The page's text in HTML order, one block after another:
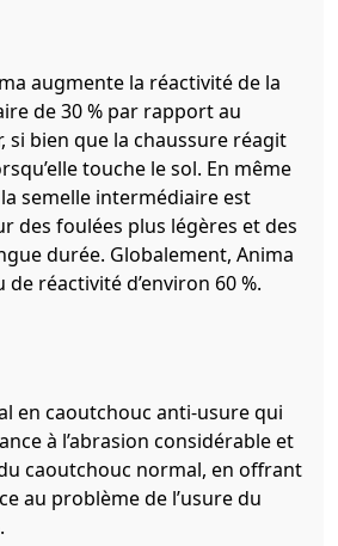
augmente la réactivité de la
de 30 % par rapport au
si bien que la chaussure réagit
touche le sol. En même
semelle intermédiaire est
des foulées plus légères et des
durée. Globalement, Anima
réactivité d’environ 60 %.
en caoutchouc anti-usure qui
à l’abrasion considérable et
caoutchouc normal, en offrant
au problème de l’usure du